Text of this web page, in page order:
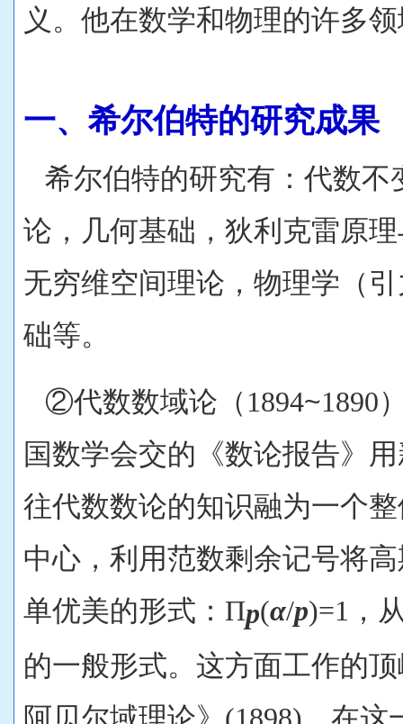
义。他在数学和物理的许多
一、希尔伯特的研究成果
希尔伯特的研究有：代数不
论，几何基础，狄利克雷原
无穷维空间理论，物理学（
础等。
②代数数域论（1894~1890
国数学会交的《数论报告》
往代数数论的知识融为一个
中心，利用范数剩余记号将
单优美的形式：Πp(α‌/p)=1，
的一般形式。这方面工作的